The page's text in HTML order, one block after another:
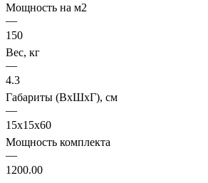
Мощность на м2
—
150
Вес, кг
—
4.3
Габариты (ВхШхГ), см
—
15x15x60
Мощность комплекта
—
1200.00